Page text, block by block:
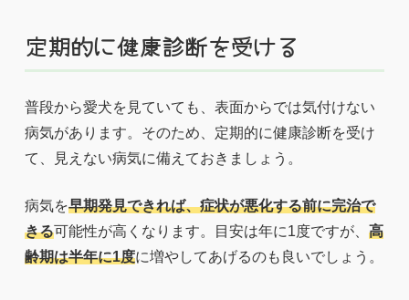
定期的に健康診断を受ける
普段から愛犬を見ていても、表面からでは気付けない
病気があります。そのため、定期的に健康診断を受け
て、見えない病気に備えておきましょう。
病気を早期発見できれば、症状が悪化する前に完治で
きる可能性が高くなります。目安は年に1度ですが、 高
齢期は半年に1度に増やしてあげるのも良いでしょう。